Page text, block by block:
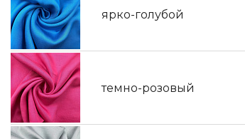
ярко-голубой
темно-розовый